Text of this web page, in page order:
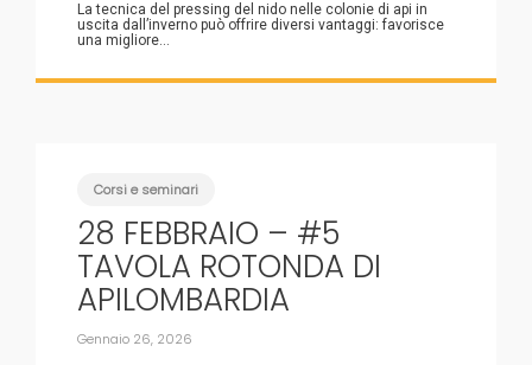
La tecnica del pressing del nido nelle colonie di api in
uscita dall’inverno può offrire diversi vantaggi: favorisce
una migliore...
Corsi e seminari
28 FEBBRAIO – #5
TAVOLA ROTONDA DI
APILOMBARDIA
Gennaio 26, 2026